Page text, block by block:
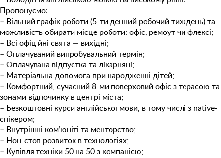
Пропонуємо:
– Вільний графік роботи (5-ти денний робочий тиждень) та
можливість обирати місце роботи: офіс, ремоут чи флексі;
– Всі офіційні свята — вихідні;
– Оплачуваний випробувальний термін;
– Оплачувана відпустка та лікарняні;
– Матеріальна допомога при народженні дітей;
– Комфортний, сучасний 8-ми поверховий офіс з терасою та
зонами відпочинку в центрі міста;
– Безкоштовнi курси англійської мови, в тому числі з native-
спікером;
– Внутрішні ком’юніті та менторство;
– Нон-стоп розвиток в технологіях;
– Купівля техніки 50 на 50 з компанією;